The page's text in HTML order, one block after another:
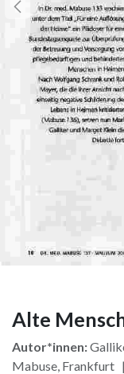
Alte
Autor*innen:
Mabuse, Frankfurt